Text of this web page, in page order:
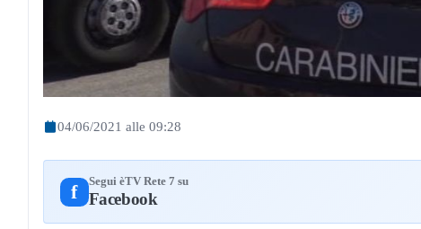
04/06/2021 alle 09:28
f Segui èTV Rete 7 su
Facebook